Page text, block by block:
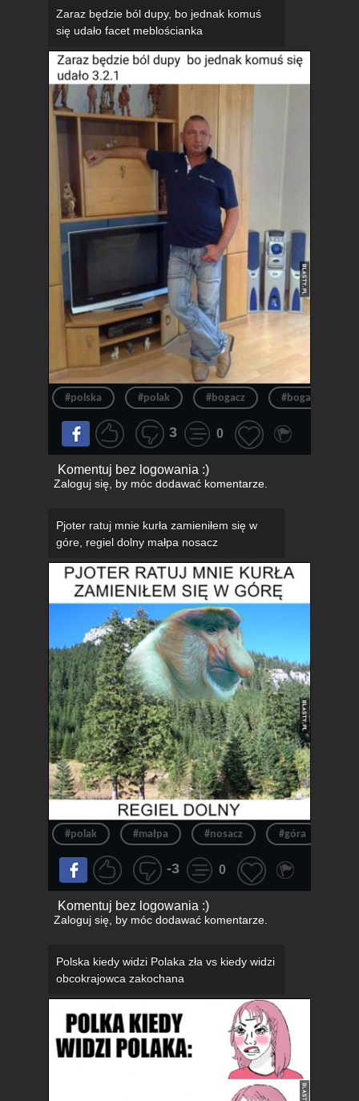
Zaraz będzie ból dupy, bo jednak komuś
się udało facet meblościanka
#polska #polak #bogacz #bogaty
3 0
Komentuj bez logowania :)
Zaloguj się, by móc dodawać komentarze.
Pjoter ratuj mnie kurła zamieniłem się w
góre, regiel dolny małpa nosacz
#polak #małpa #nosacz #góra
-3 0
Komentuj bez logowania :)
Zaloguj się, by móc dodawać komentarze.
Polska kiedy widzi Polaka zła vs kiedy widzi
obcokrajowca zakochana